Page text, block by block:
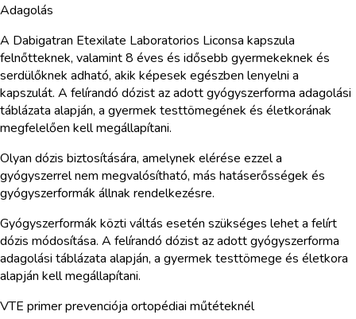
Adagolás
A Dabigatran Etexilate Laboratorios Liconsa kapszula
felnőtteknek, valamint 8 éves és idősebb gyermekeknek és
serdülőknek adható, akik képesek egészben lenyelni a
kapszulát. A felírandó dózist az adott gyógyszerforma adagolási
táblázata alapján, a gyermek testtömegének és életkorának
megfelelően kell megállapítani.
Olyan dózis biztosítására, amelynek elérése ezzel a
gyógyszerrel nem megvalósítható, más hatáserősségek és
gyógyszerformák állnak rendelkezésre.
Gyógyszerformák közti váltás esetén szükséges lehet a felírt
dózis módosítása. A felírandó dózist az adott gyógyszerforma
adagolási táblázata alapján, a gyermek testtömege és életkora
alapján kell megállapítani.
VTE primer prevenciója ortopédiai műtéteknél